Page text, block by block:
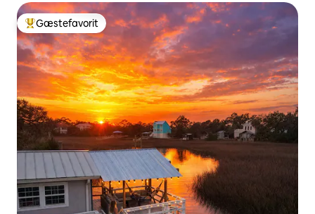
Bedste gæstefavorit
Gæstefavorit